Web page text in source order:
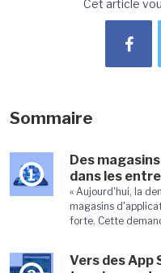
Cet article
Sommaire
1
Des
dans les
« Aujourd'hui, la
magasins
forte. Cette
Vers des App